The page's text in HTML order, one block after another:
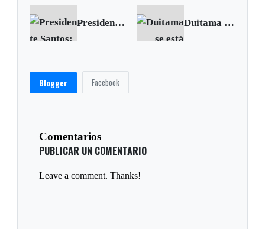
Presidente Santos: 'El pueblo quiere y exige la paz’ Duitama se está quedando sin agua, racionamiento sería inminente
Blogger Facebook
Comentarios
PUBLICAR UN COMENTARIO
Leave a comment. Thanks!